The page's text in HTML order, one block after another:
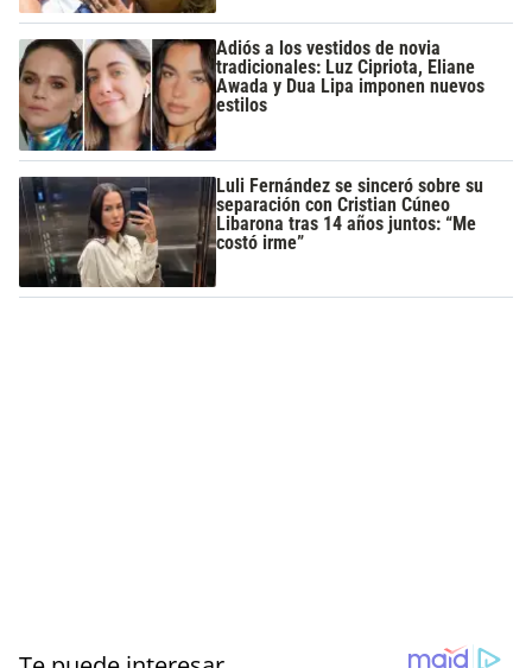
Adiós a los vestidos de novia
tradicionales: Luz Cipriota, Eliane
Awada y Dua Lipa imponen nuevos
estilos
Luli Fernández se sinceró sobre su
separación con Cristian Cúneo
Libarona tras 14 años juntos: “Me
costó irme”